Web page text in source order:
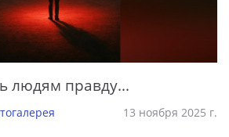
людям правду...
13 ноября 2025 г.